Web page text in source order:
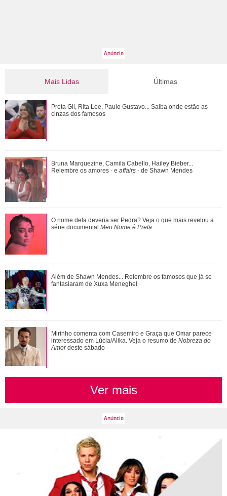
Mais Lidas
Bruna Marquezine, Camila Cabello, Hailey Bieber...
Relembre os amores - e affairs - de Shawn ...
O nome dela deveria ser Pedra? Veja o que mais revelou a
série documental Meu Nome é Preta
Ariana Grande anuncia pausa na carreira após críticas ao
corpo
Ariana Grande faz desabafo em show sobre decisão de
pausar a carreira: Não foi uma reação...
Além de Shawn Mendes... Relembre os famosos que já se
fantasiaram de Xuxa Meneghel
Últimas
Preta Gil, Rita Lee, Paulo Gustavo... Saiba onde estão as
cinzas dos famosos
Bruna Marquezine, Camila Cabello, Hailey Bieber...
Relembre os amores - e affairs - de Shawn Mendes
O nome dela deveria ser Pedra? Veja o que mais revelou a
série documental Meu Nome é Preta
Além de Shawn Mendes... Relembre os famosos que já se
fantasiaram de Xuxa Meneghel
Mirinho comenta com Casemiro e Graça que Omar parece
interessado em Lúcia/Alika. Veja o resumo de Nobreza do
Amordeste sábado
Ver mais